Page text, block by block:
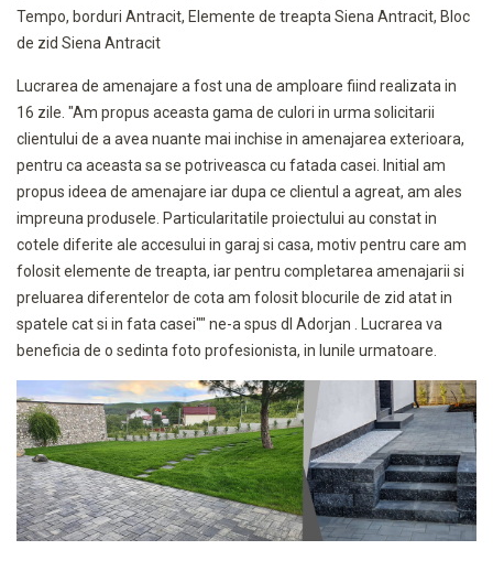
Tempo, borduri Antracit, Elemente de treapta Siena Antracit, Bloc
de zid Siena Antracit
Lucrarea de amenajare a fost una de amploare fiind realizata in
16 zile. "Am propus aceasta gama de culori in urma solicitarii
clientului de a avea nuante mai inchise in amenajarea exterioara,
pentru ca aceasta sa se potriveasca cu fatada casei. Initial am
propus ideea de amenajare iar dupa ce clientul a agreat, am ales
impreuna produsele. Particularitatile proiectului au constat in
cotele diferite ale accesului in garaj si casa, motiv pentru care am
folosit elemente de treapta, iar pentru completarea amenajarii si
preluarea diferentelor de cota am folosit blocurile de zid atat in
spatele cat si in fata casei"" ne-a spus dl Adorjan . Lucrarea va
beneficia de o sedinta foto profesionista, in lunile urmatoare.